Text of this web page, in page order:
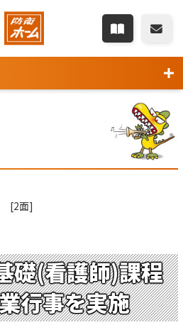
[2面]
礎(看護師)課程
行事を実施